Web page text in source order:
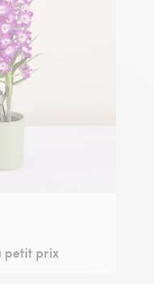
petit prix